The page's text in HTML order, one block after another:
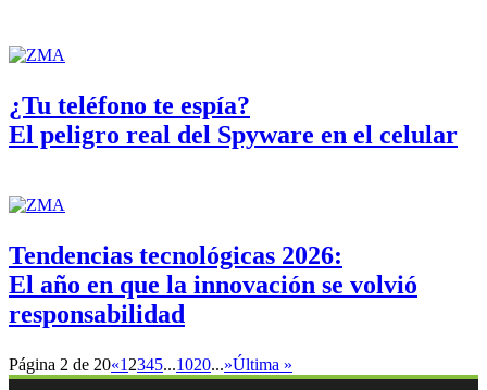
¿Tu teléfono te espía?
El peligro real del Spyware en el celular
Tendencias tecnológicas 2026:
El año en que la innovación se volvió
responsabilidad
Página 2 de 20«1 2345...1020...»Última »